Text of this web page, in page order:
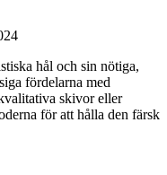
hål och sin nötiga,
fördelarna med
skivor eller
för att hålla den färsk